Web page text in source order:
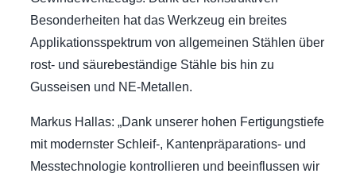
Besonderheiten hat das Werkzeug ein breites
Applikationsspektrum von allgemeinen Stählen über
rost- und säurebeständige Stähle bis hin zu
Gusseisen und NE-Metallen.
Markus Hallas: „Dank unserer hohen Fertigungstiefe
mit modernster Schleif-, Kantenpräparations- und
Messtechnologie kontrollieren und beeinflussen wir